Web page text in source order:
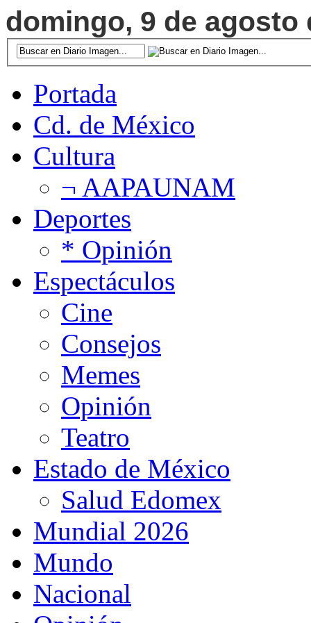
domingo, 9 de agosto
Portada
Cd. de México
Cultura
¬ AAPAUNAM
Deportes
* Opinión
Espectáculos
Cine
Consejos
Memes
Opinión
Teatro
Estado de México
Salud Edomex
Mundial 2026
Mundo
Nacional